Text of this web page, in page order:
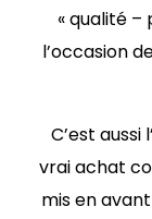
« qualité –
l’occasion
C’est
vrai achat
mis en